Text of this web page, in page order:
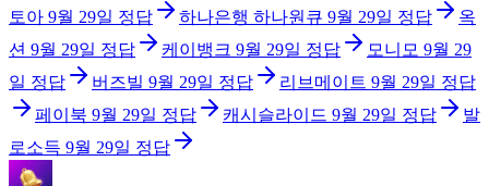
토아 9월 29일 정답 하나은행 하나원큐 9월 29일 정답
옥
션 9월 29일 정답 케이뱅크 9월 29일 정답 모니모 9월 29
일 정답 버즈빌 9월 29일 정답 리브메이트 9월 29일 정답
페이북 9월 29일 정답 캐시슬라이드 9월 29일 정답
발
로소득 9월 29일 정답